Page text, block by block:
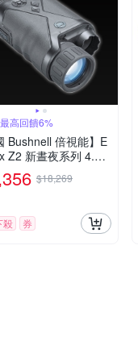
高回饋6%
Bushnell 倍視能】E
Z2 新晝夜系列 4.5x
數位日夜兩用紅外線
鏡 260240 (公司
$18,269
殺 券